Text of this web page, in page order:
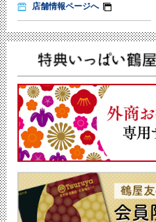
店舗情報ページへ